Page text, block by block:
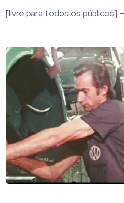
[livre para todos os públicos] –